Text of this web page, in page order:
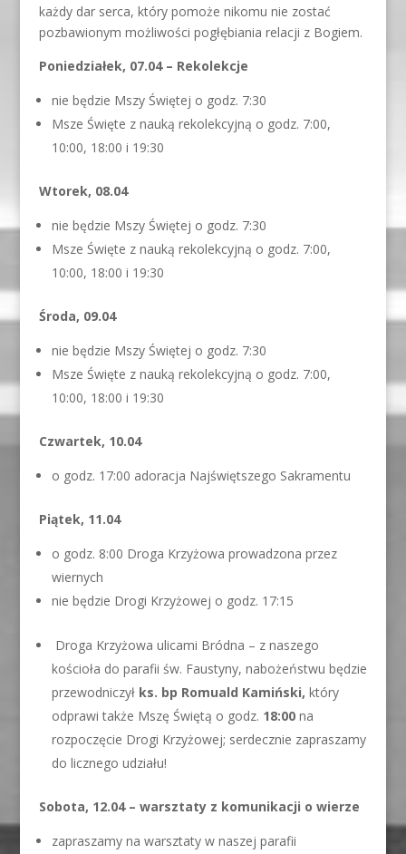
każdy dar serca, który pomoże nikomu nie zostać
pozbawionym możliwości pogłębiania relacji z Bogiem.
Poniedziałek, 07.04 – Rekolekcje
nie będzie Mszy Świętej o godz. 7:30
Msze Święte z nauką rekolekcyjną o godz. 7:00,
10:00, 18:00 i 19:30
Wtorek, 08.04
nie będzie Mszy Świętej o godz. 7:30
Msze Święte z nauką rekolekcyjną o godz. 7:00,
10:00, 18:00 i 19:30
Środa, 09.04
nie będzie Mszy Świętej o godz. 7:30
Msze Święte z nauką rekolekcyjną o godz. 7:00,
10:00, 18:00 i 19:30
Czwartek, 10.04
o godz. 17:00 adoracja Najświętszego Sakramentu
Piątek, 11.04
o godz. 8:00 Droga Krzyżowa prowadzona przez
wiernych
nie będzie Drogi Krzyżowej o godz. 17:15
Droga Krzyżowa ulicami Bródna – z naszego
kościoła do parafii św. Faustyny, nabożeństwu będzie
przewodniczył ks. bp Romuald Kamiński, który
odprawi także Mszę Świętą o godz. 18:00na
rozpoczęcie Drogi Krzyżowej; serdecznie zapraszamy
do licznego udziału!
Sobota, 12.04 – warsztaty z komunikacji o wierze
zapraszamy na warsztaty w naszej parafii